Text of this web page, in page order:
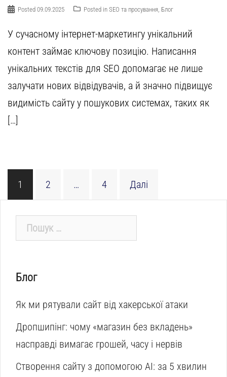
Posted 09.09.2025 Posted in SEO та просування, Блог
У сучасному інтернет-маркетингу унікальний
контент займає ключову позицію. Написання
унікальних текстів для SEO допомагає не лише
залучати нових відвідувачів, а й значно підвищує
видимість сайту у пошукових системах, таких як
[…]
записів
1 2 … 4 Далі
Пошук:
Блог
Як ми рятували сайт від хакерської атаки
Дропшипінг: чому «магазин без вкладень»
насправді вимагає грошей, часу і нервів
Створення сайту з допомогою AI: за 5 хвилин